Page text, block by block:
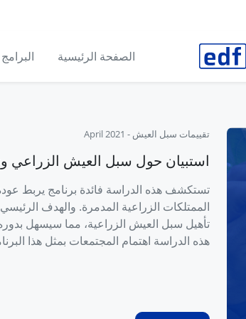
الصفحة الرئيسية البرامج
تقييمات سبل العيش -
April 2021
استبيان حول سبل العيش الزراعي
تستكشف هذه الدراسة فائدة برنامج يربط
الممتلكات الزراعية المدمرة. والهدف
تأهيل سبل العيش الزراعية، مما سيسهل
هذه الدراسة اهتمام المجتمعات بمثل هذا